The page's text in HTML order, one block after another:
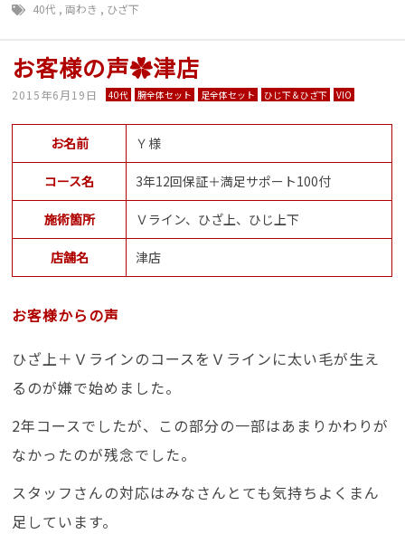
40代 ,両わき , ひざ下
お客様の声✿津店
2015年6月19日 40代 腕全体セット 足全体セット ひじ下＆ひざ下 VIO
お名前 Ｙ様
コース名 3年12回保証＋満足サポート100付
施術箇所 Ｖライン、ひざ上、ひじ上下
店舗名 津店
お客様からの声
ひざ上＋ＶラインのコースをＶラインに太い毛が生え
るのが嫌で始めました。
2年コースでしたが、この部分の一部はあまりかわりが
なかったのが残念でした。
スタッフさんの対応はみなさんとても気持ちよくまん
足しています。